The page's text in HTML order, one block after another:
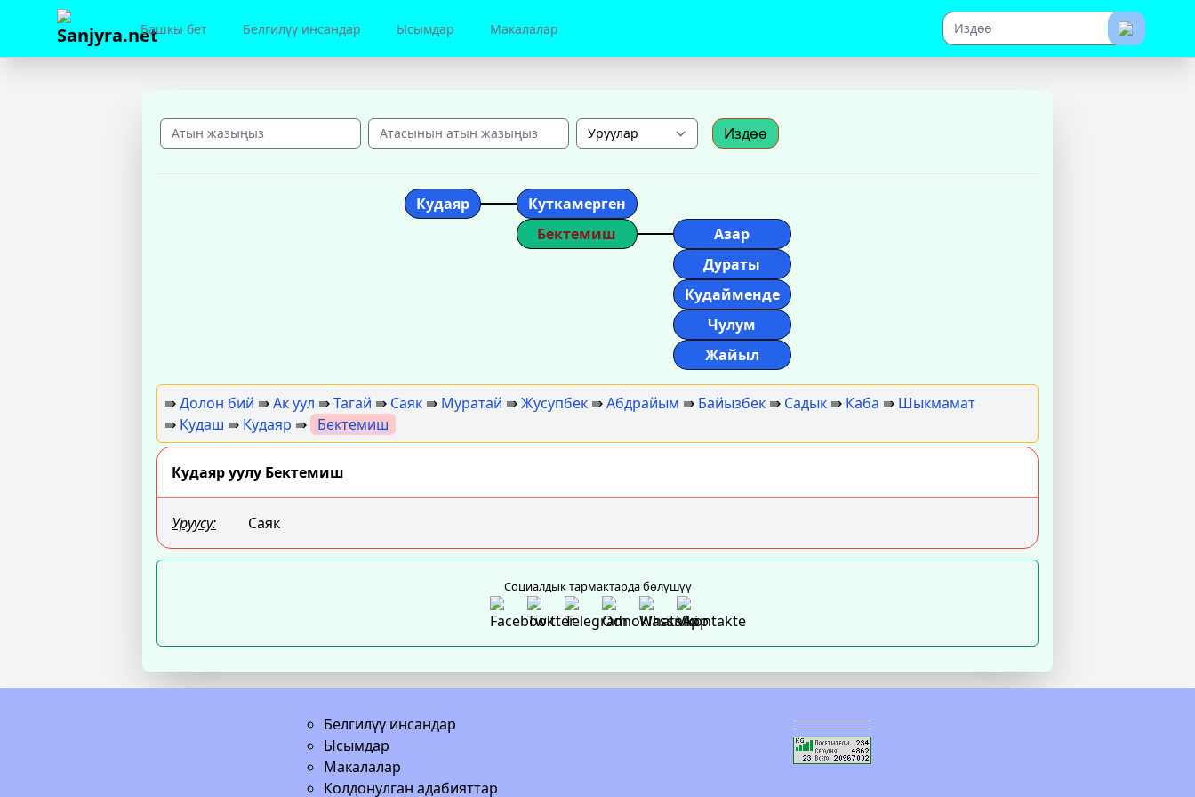
Башкы бет Белгилүү инсандар Ысымдар Макалалар
Издөө
Кудаяр
Куткамерген
Бектемиш
Азар
Дураты
Кудайменде
Чулум
Жайыл
⇛Долон бий ⇛Ак уул ⇛Тагай ⇛ Саяк ⇛ Муратай ⇛Жусупбек ⇛Абдрайым ⇛ Байызбек ⇛ Садык ⇛ Каба ⇛ Шыкмамат
⇛ Кудаш ⇛ Кудаяр ⇛ Бектемиш
Кудаяр уулу Бектемиш
Уруусу: Саяк
Социалдык тармактарда бөлүшүү
Белгилүү инсандар
Ысымдар
Макалалар
Колдонулган адабияттар